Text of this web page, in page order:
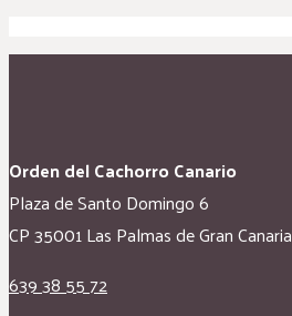
Orden del Cachorro Canario
Plaza de Santo Domingo 6
CP 35001 Las Palmas de Gran Canaria
639 38 55 72